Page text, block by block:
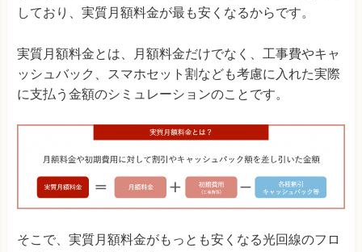
しており、実質月額料金が最も安くなるからです。
実質月額料金とは、月額料金だけでなく、工事費やキャ
ッシュバック、スマホセット割なども考慮に入れた実際
に支払う金額のシミュレーションのことです。
そこで、実質月額料金がもっとも安くなる光回線のフロ